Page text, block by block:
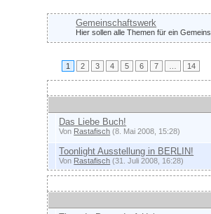
Gemeinschaftswerk
Hier sollen alle Themen für ein
1 2 3 4 5 6 7 … 14
Das Liebe Buch!
Von Rastafisch (8. Mai 2008, 15:28)
Toonlight Ausstellung in BERLIN!
Von Rastafisch (31. Juli 2008, 16:28)